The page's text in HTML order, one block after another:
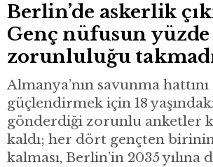
Berlin’de askerlik
Genç nüfusun yüzde
zorunluluğu
Almanya’nın savunma hattını
güçlendirmek için 18
gönderdiği zorunlu anketler
kaldı; her dört gençten
kalması, Berlin’in 2035 yılına